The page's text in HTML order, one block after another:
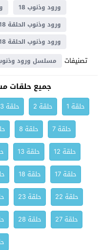
ورود وذنوب 18
ورود وذنوب الحلقة 18
ورود وذنوب الحلقة 18 مترجم
تصنيفات مسلسل ورود
جميع حلقات
حلقة 1 حلقة 2 حلقة 3
حلقة 7
حلقة 8
حلقة 12
حلقة 13
حلقة 17
حلقة 18
حلقة 22
حلقة 23
حلقة 27
حلقة 28